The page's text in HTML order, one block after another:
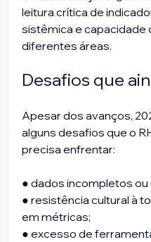
leitura crítica de
sistêmica e capacidade
diferentes áreas.
Desafios que
Apesar dos avanços,
alguns desafios que o
precisa enfrentar:
● dados incompletos
● resistência cultural à
em métricas;
● excesso de